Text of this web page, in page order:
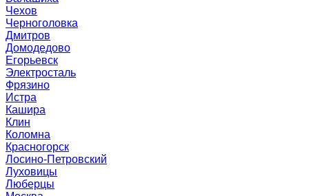
Чехов
Черноголовка
Дмитров
Домодедово
Егорьевск
Электросталь
Фрязино
Истра
Кашира
Клин
Коломна
Красногорск
Лосино-Петровский
Луховицы
Люберцы